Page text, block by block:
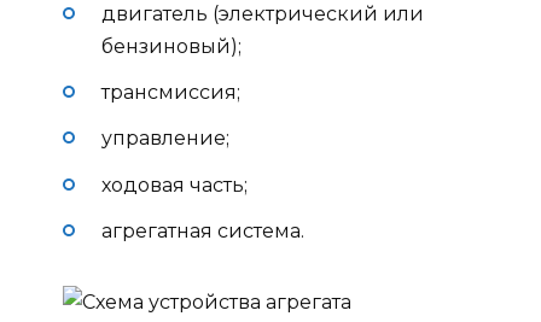
двигатель (электрический или
бензиновый);
трансмиссия;
управление;
ходовая часть;
агрегатная система.